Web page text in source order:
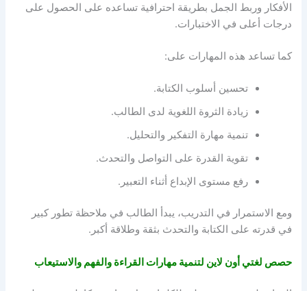
الأفكار وربط الجمل بطريقة احترافية تساعده على الحصول على
درجات أعلى في الاختبارات.
كما تساعد هذه المهارات على:
تحسين أسلوب الكتابة.
زيادة الثروة اللغوية لدى الطالب.
تنمية مهارة التفكير والتحليل.
تقوية القدرة على التواصل والتحدث.
رفع مستوى الإبداع أثناء التعبير.
ومع الاستمرار في التدريب، يبدأ الطالب في ملاحظة تطور كبير
في قدرته على الكتابة والتحدث بثقة وطلاقة أكبر.
حصص لغتي أون لاين لتنمية مهارات القراءة والفهم والاستيعاب